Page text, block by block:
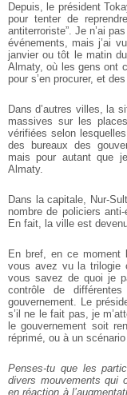
Depuis, le président
pour tenter de
antiterroriste”. Je n’ai
événements, mais j’ai
janvier ou tôt le matin
Almaty, où les gens ont
pour s’en procurer, et
Dans d’autres villes, la
massives sur les
vérifiées selon
des bureaux des
mais pour autant que
Almaty.
Dans la capitale, Nur-
nombre de policiers
En fait, la ville est
En bref, en ce moment
vous avez vu la trilogie
vous savez de quoi je
contrôle de
gouvernement. Le
s’il ne le fait pas, je
le gouvernement soit
réprimé, ou à un
Penses-tu que les
divers mouvements qui
en réaction à